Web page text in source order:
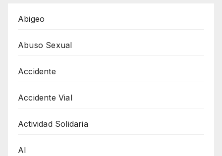
Abigeo
Abuso Sexual
Accidente
Accidente Vial
Actividad Solidaria
AI